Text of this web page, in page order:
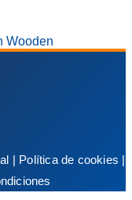
Wooden
| Política de cookies |